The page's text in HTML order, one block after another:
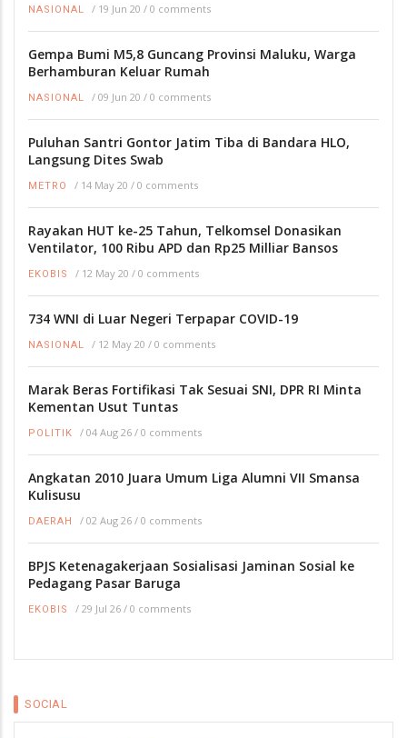
NASIONAL / 19 Jun 20 / 0 comments
Gempa Bumi M5,8 Guncang Provinsi Maluku, Warga
Berhamburan Keluar Rumah
NASIONAL / 09 Jun 20 / 0 comments
Puluhan Santri Gontor Jatim Tiba di Bandara HLO,
Langsung Dites Swab
METRO / 14 May 20 / 0 comments
Rayakan HUT ke-25 Tahun, Telkomsel Donasikan
Ventilator, 100 Ribu APD dan Rp25 Milliar Bansos
EKOBIS / 12 May 20 / 0 comments
734 WNI di Luar Negeri Terpapar COVID-19
NASIONAL / 12 May 20 / 0 comments
Marak Beras Fortifikasi Tak Sesuai SNI, DPR RI Minta
Kementan Usut Tuntas
POLITIK / 04 Aug 26 / 0 comments
Angkatan 2010 Juara Umum Liga Alumni VII Smansa
Kulisusu
DAERAH / 02 Aug 26 / 0 comments
BPJS Ketenagakerjaan Sosialisasi Jaminan Sosial ke
Pedagang Pasar Baruga
EKOBIS / 29 Jul 26 / 0 comments
SOCIAL